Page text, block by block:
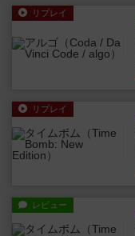
リプレイ
リプレイ
レビュー